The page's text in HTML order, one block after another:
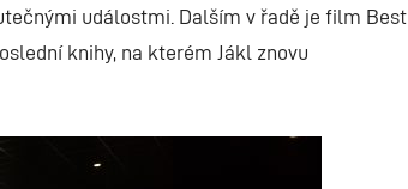
událostmi. Dalším v řadě je film Best
knihy, na kterém Jákl znovu